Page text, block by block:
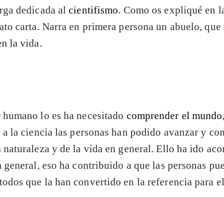
dedicada alcientifismo. Como os expliqué en
carta. Narra en primera persona un abuelo,
la vida.
lo es ha necesitado comprender el mundo
a la ciencia las personas han podido avanzar y
naturaleza y de la vida en general. Ello ha ido
eso ha contribuido a que las personas
que la han convertido en la referencia para